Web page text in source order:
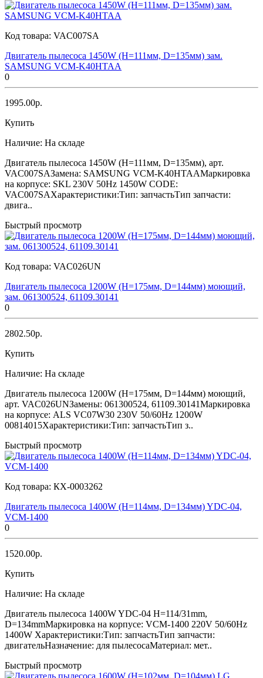
Код товара: VAC007SA
Двигатель пылесоса 1450W (H=111мм, D=135мм) зам.
SAMSUNG VCM-K40HTAA
0
1995.00р.
Купить
Наличие: На складе
Двигатель пылесоса 1450W (H=111мм, D=135мм), арт.
VAC007SAЗамена: SAMSUNG VCM-K40HTAAМаркировка
на корпусе: SKL 230V 50Hz 1450W CODE:
VAC007SAХарактеристики:Тип: запчастьТип запчасти:
двига..
Быстрый просмотр
Код товара: VAC026UN
Двигатель пылесоса 1200W (H=175мм, D=144мм) моющий,
зам. 061300524, 61109.30141
0
2802.50р.
Купить
Наличие: На складе
Двигатель пылесоса 1200W (H=175мм, D=144мм) моющий,
арт. VAC026UNЗамены: 061300524, 61109.30141Маркировка
на корпусе: ALS VC07W30 230V 50/60Hz 1200W
00814015Характеристики:Тип: запчастьТип з..
Быстрый просмотр
Код товара: КХ-0003262
Двигатель пылесоса 1400W (H=114мм, D=134мм) YDC-04,
VCM-1400
0
1520.00р.
Купить
Наличие: На складе
Двигатель пылесоса 1400W YDC-04 H=114/31mm,
D=134mmМаркировка на корпусе: VCM-1400 220V 50/60Hz
1400W Характеристики:Тип: запчастьТип запчасти:
двигательНазначение: для пылесосаМатериал: мет..
Быстрый просмотр